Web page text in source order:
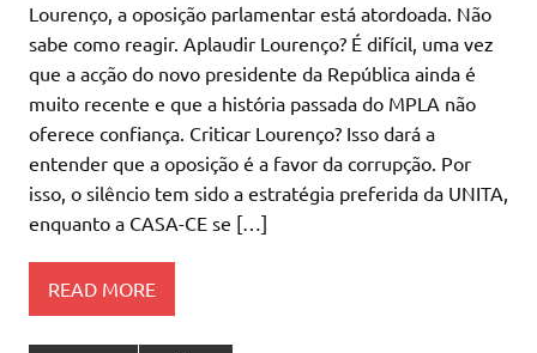
Lourenço, a oposição parlamentar está atordoada. Não
sabe como reagir. Aplaudir Lourenço? É difícil, uma vez
que a acção do novo presidente da República ainda é
muito recente e que a história passada do MPLA não
oferece confiança. Criticar Lourenço? Isso dará a
entender que a oposição é a favor da corrupção. Por
isso, o silêncio tem sido a estratégia preferida da UNITA,
enquanto a CASA-CE se […]
READ MORE